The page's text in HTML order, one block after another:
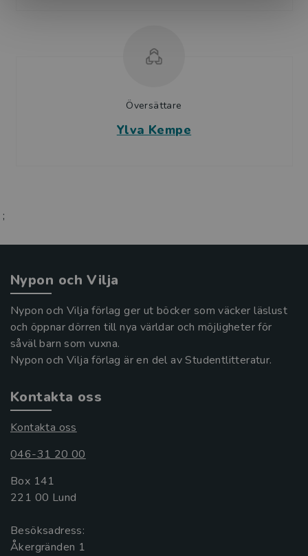
Översättare
Ylva Kempe
;
Nypon och Vilja
Nypon och Vilja förlag ger ut böcker som väcker läslust
och öppnar dörren till nya världar och möjligheter för
såväl barn som vuxna.
Nypon och Vilja förlag är en del av Studentlitteratur.
Kontakta oss
Kontakta oss
046-31 20 00
Box 141
221 00 Lund
Besöksadress:
Åkergränden 1